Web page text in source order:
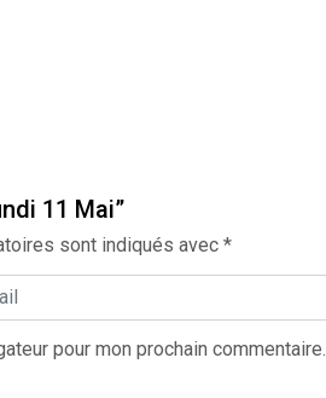
11 Mai”
sont indiqués avec *
pour mon prochain commentaire.